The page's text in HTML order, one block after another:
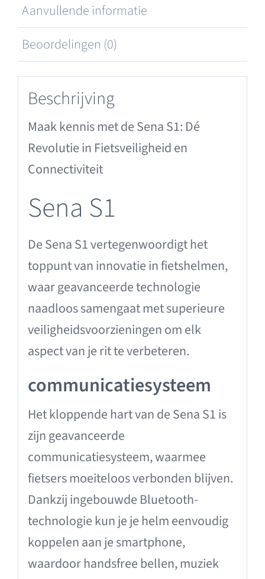
Aanvullende informatie
Beoordelingen (0)
Beschrijving
Maak kennis met de Sena S1: Dé
Revolutie in Fietsveiligheid en
Connectiviteit
Sena S1
De Sena S1 vertegenwoordigt het
toppunt van innovatie in fietshelmen,
waar geavanceerde technologie
naadloos samengaat met superieure
veiligheidsvoorzieningen om elk
aspect van je rit te verbeteren.
communicatiesysteem
Het kloppende hart van de Sena S1 is
zijn geavanceerde
communicatiesysteem, waarmee
fietsers moeiteloos verbonden blijven.
Dankzij ingebouwde Bluetooth-
technologie kun je je helm eenvoudig
koppelen aan je smartphone,
waardoor handsfree bellen, muziek